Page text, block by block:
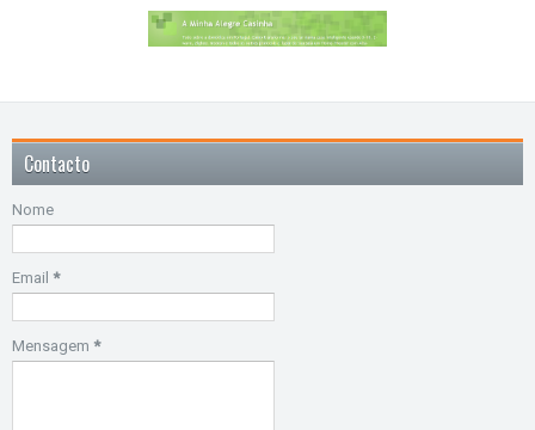
Contacto
Nome
Email *
Mensagem *